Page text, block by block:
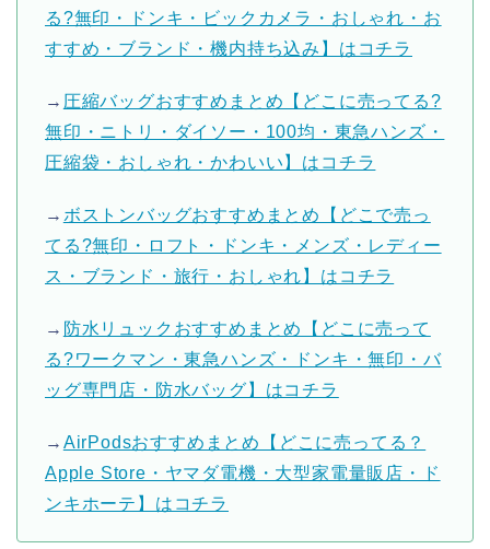
る?無印・ドンキ・ビックカメラ・おしゃれ・お
すすめ・ブランド・機内持ち込み】はコチラ
→ 圧縮バッグおすすめまとめ【どこに売ってる?
無印・ニトリ・ダイソー・100均・東急ハンズ・
圧縮袋・おしゃれ・かわいい】はコチラ
→ ボストンバッグおすすめまとめ【どこで売っ
てる?無印・ロフト・ドンキ・メンズ・レディー
ス・ブランド・旅行・おしゃれ】はコチラ
→ 防水リュックおすすめまとめ【どこに売って
る?ワークマン・東急ハンズ・ドンキ・無印・バ
ッグ専門店・防水バッグ】はコチラ
→ AirPodsおすすめまとめ【どこに売ってる？
Apple Store・ヤマダ電機・大型家電量販店・ド
ンキホーテ】はコチラ